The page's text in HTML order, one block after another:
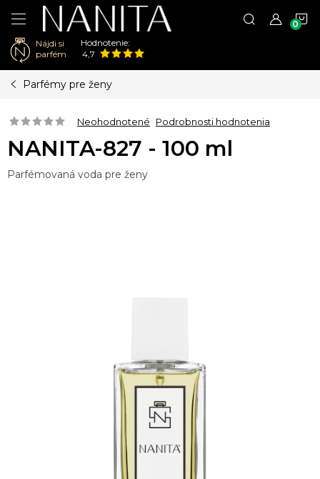
Nájdi si
parfém
Hodnotenie:
4,7
Parfémy pre ženy
Neohodnotené Podrobnosti hodnotenia
NANITA-827 - 100 ml
Parfémovaná voda pre ženy